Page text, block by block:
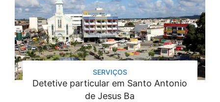
SERVIÇOS
Detetive particular em Santo Antonio
de Jesus Ba